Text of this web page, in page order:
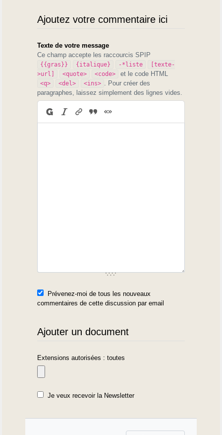
Ajoutez votre commentaire ici
Texte de votre message
Ce champ accepte les raccourcis SPIP
{{gras}} {italique} -*liste
[texte-
>url]
<quote> <code> et le code HTML
<q> <del> <ins>
. Pour créer des
paragraphes, laissez simplement des lignes vides.
Prévenez-moi de tous les nouveaux
commentaires de cette discussion par email
Ajouter un document
Extensions autorisées : toutes
Je veux recevoir la Newsletter